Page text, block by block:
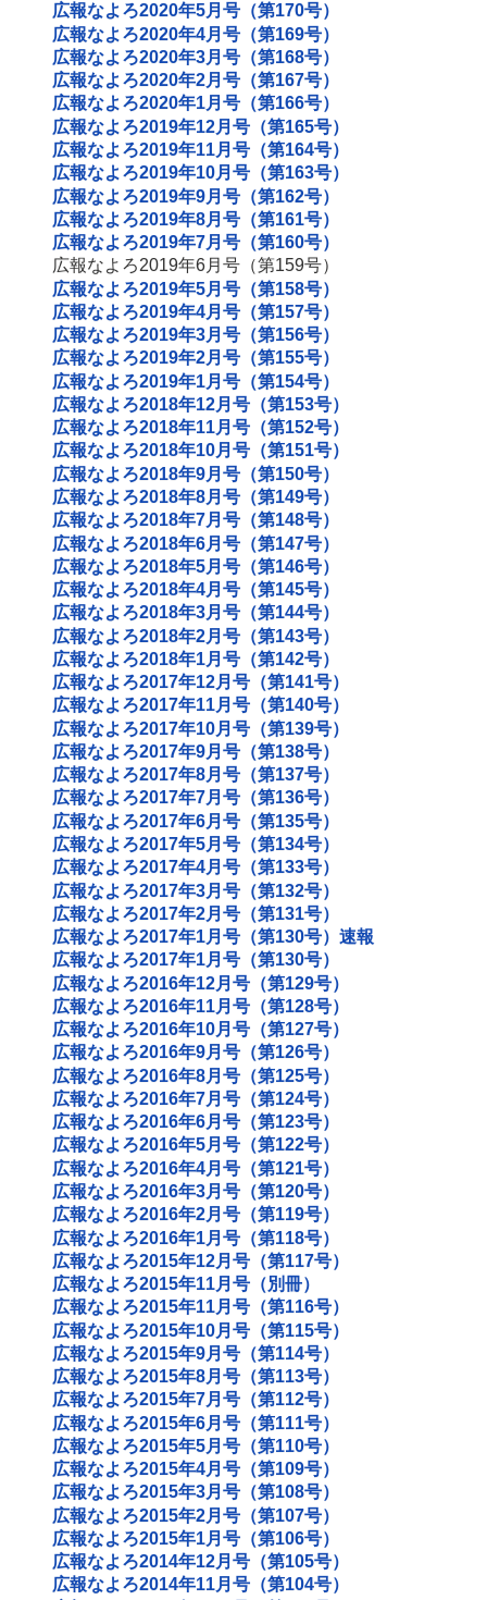
広報なよろ2020年5月号（第170号）
広報なよろ2020年4月号（第169号）
広報なよろ2020年3月号（第168号）
広報なよろ2020年2月号（第167号）
広報なよろ2020年1月号（第166号）
広報なよろ2019年12月号（第165号）
広報なよろ2019年11月号（第164号）
広報なよろ2019年10月号（第163号）
広報なよろ2019年9月号（第162号）
広報なよろ2019年8月号（第161号）
広報なよろ2019年7月号（第160号）
広報なよろ2019年6月号（第159号）
広報なよろ2019年5月号（第158号）
広報なよろ2019年4月号（第157号）
広報なよろ2019年3月号（第156号）
広報なよろ2019年2月号（第155号）
広報なよろ2019年1月号（第154号）
広報なよろ2018年12月号（第153号）
広報なよろ2018年11月号（第152号）
広報なよろ2018年10月号（第151号）
広報なよろ2018年9月号（第150号）
広報なよろ2018年8月号（第149号）
広報なよろ2018年7月号（第148号）
広報なよろ2018年6月号（第147号）
広報なよろ2018年5月号（第146号）
広報なよろ2018年4月号（第145号）
広報なよろ2018年3月号（第144号）
広報なよろ2018年2月号（第143号）
広報なよろ2018年1月号（第142号）
広報なよろ2017年12月号（第141号）
広報なよろ2017年11月号（第140号）
広報なよろ2017年10月号（第139号）
広報なよろ2017年9月号（第138号）
広報なよろ2017年8月号（第137号）
広報なよろ2017年7月号（第136号）
広報なよろ2017年6月号（第135号）
広報なよろ2017年5月号（第134号）
広報なよろ2017年4月号（第133号）
広報なよろ2017年3月号（第132号）
広報なよろ2017年2月号（第131号）
広報なよろ2017年1月号（第130号）速報
広報なよろ2017年1月号（第130号）
広報なよろ2016年12月号（第129号）
広報なよろ2016年11月号（第128号）
広報なよろ2016年10月号（第127号）
広報なよろ2016年9月号（第126号）
広報なよろ2016年8月号（第125号）
広報なよろ2016年7月号（第124号）
広報なよろ2016年6月号（第123号）
広報なよろ2016年5月号（第122号）
広報なよろ2016年4月号（第121号）
広報なよろ2016年3月号（第120号）
広報なよろ2016年2月号（第119号）
広報なよろ2016年1月号（第118号）
広報なよろ2015年12月号（第117号）
広報なよろ2015年11月号（別冊）
広報なよろ2015年11月号（第116号）
広報なよろ2015年10月号（第115号）
広報なよろ2015年9月号（第114号）
広報なよろ2015年8月号（第113号）
広報なよろ2015年7月号（第112号）
広報なよろ2015年6月号（第111号）
広報なよろ2015年5月号（第110号）
広報なよろ2015年4月号（第109号）
広報なよろ2015年3月号（第108号）
広報なよろ2015年2月号（第107号）
広報なよろ2015年1月号（第106号）
広報なよろ2014年12月号（第105号）
広報なよろ2014年11月号（第104号）